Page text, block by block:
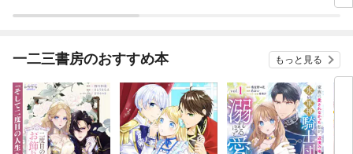
一二三書房のおすすめ本 もっと見る